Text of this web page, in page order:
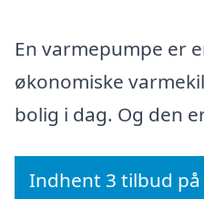
En varmepumpe er
økonomiske
bolig i dag. Og den
Indhent 3 tilbud